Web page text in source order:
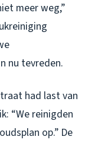
meer weg,”
nu tevreden.
had last van
“We reinigden
op.” De